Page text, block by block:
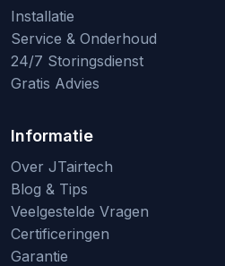
Installatie
Service & Onderhoud
24/7 Storingsdienst
Gratis Advies
Informatie
Over JTairtech
Blog & Tips
Veelgestelde Vragen
Certificeringen
Garantie